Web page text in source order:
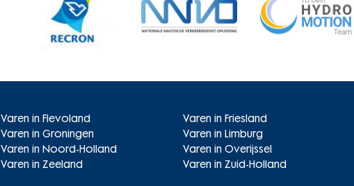
Varen in Flevoland
Varen in Friesland
Varen in Groningen
Varen in Limburg
Varen in Noord-Holland
Varen in Overijssel
Varen in Zeeland Varen in Zuid-Holland